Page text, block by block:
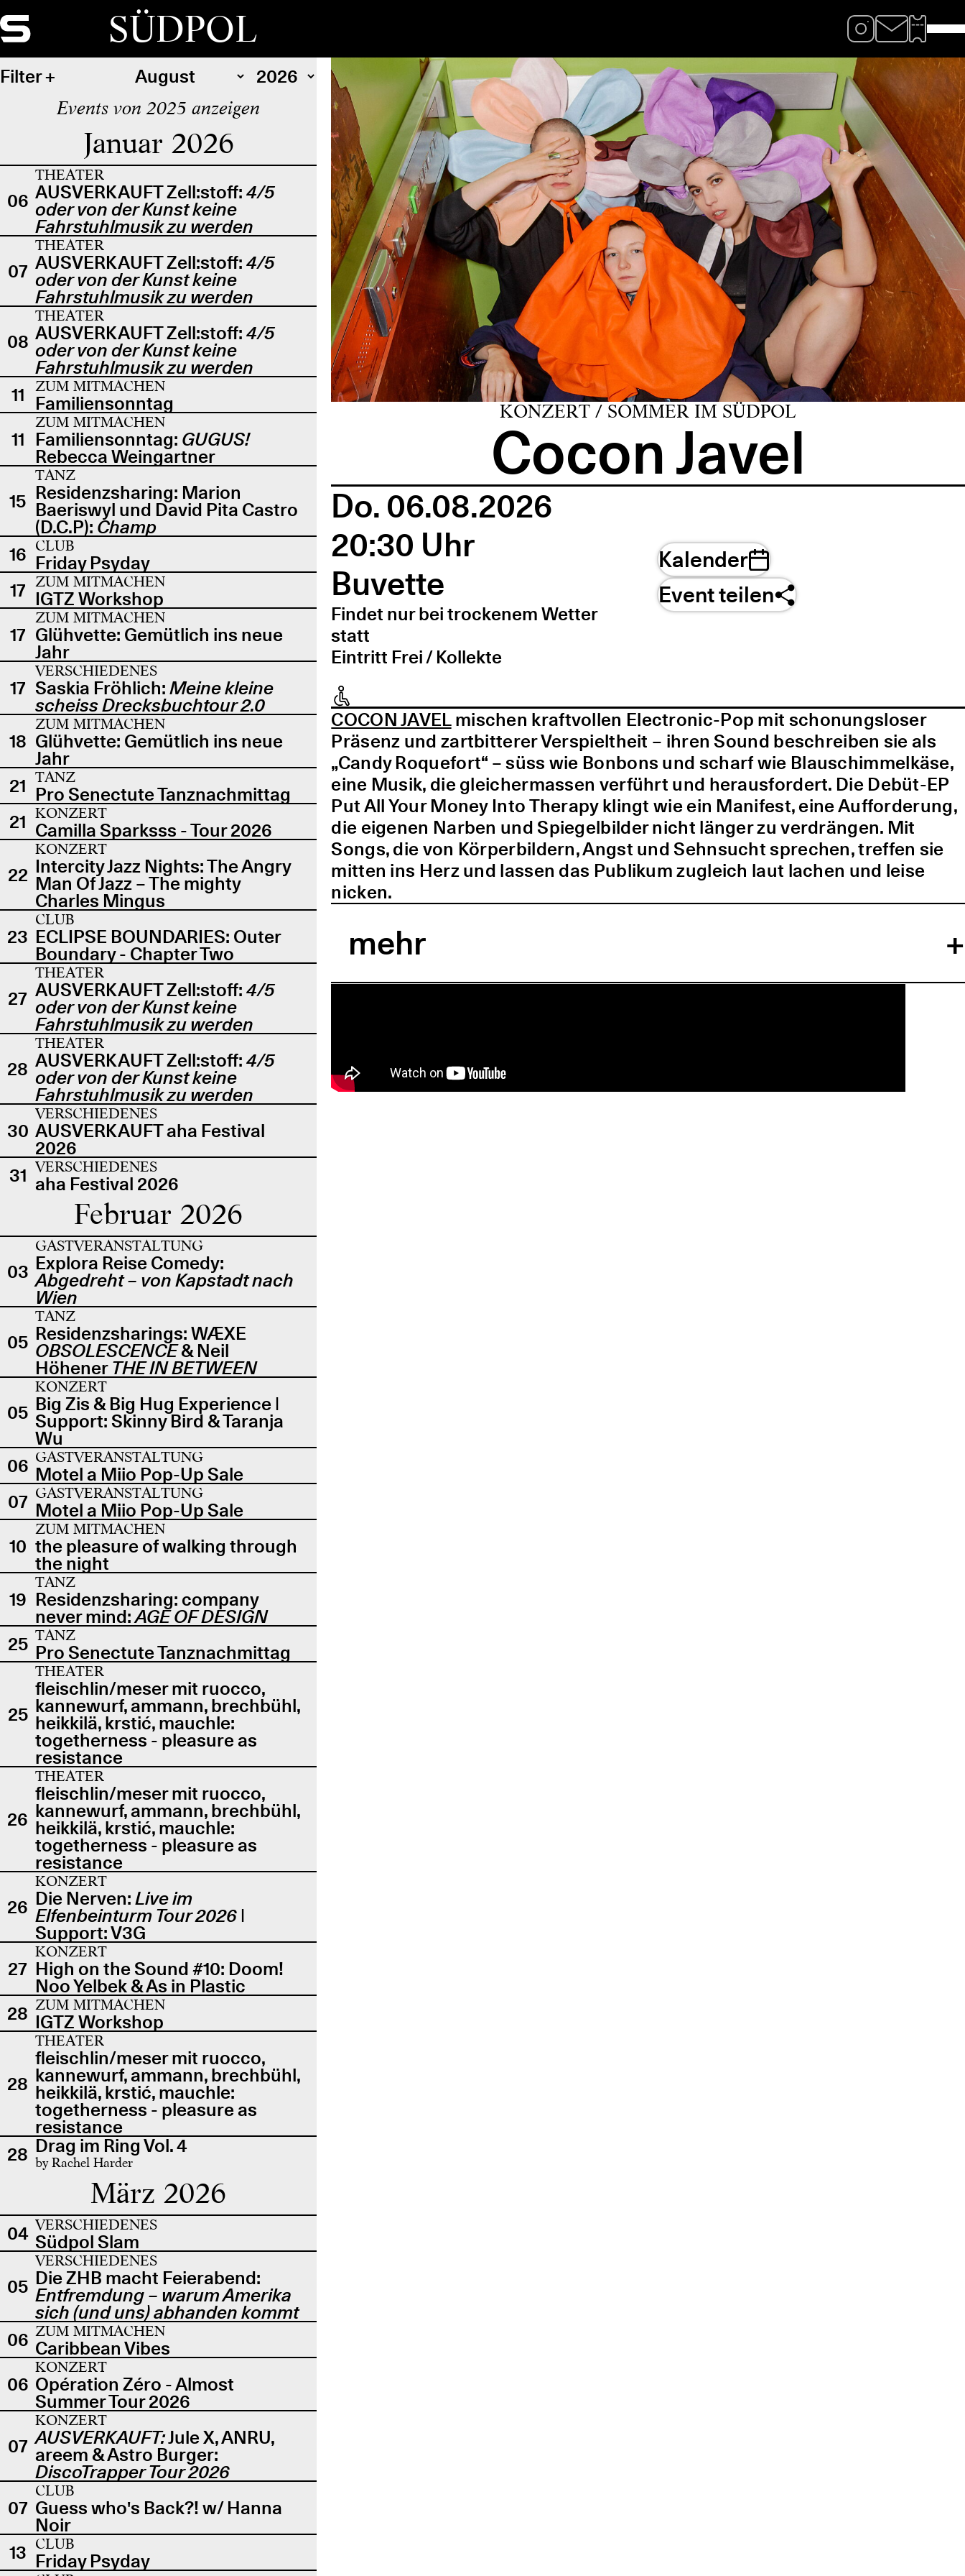
SÜDPOL
Filter
Events von 2025 anzeigen
Januar 2026
06
THEATER
AUSVERKAUFT Zell:stoff: 4/5
oder von der Kunst keine
Fahrstuhlmusik zu werden
07
THEATER
AUSVERKAUFT Zell:stoff: 4/5
oder von der Kunst keine
Fahrstuhlmusik zu werden
08
THEATER
AUSVERKAUFT Zell:stoff: 4/5
oder von der Kunst keine
Fahrstuhlmusik zu werden
11
ZUM MITMACHEN
Familiensonntag
11
ZUM MITMACHEN
Familiensonntag: GUGUS!
Rebecca Weingartner
15
TANZ
Residenzsharing: Marion
Baeriswyl und David Pita Castro
(D.C.P): Champ
16 CLUB
Friday Psyday
17 ZUM MITMACHEN
IGTZ Workshop
17
ZUM MITMACHEN
Glühvette: Gemütlich ins neue
Jahr
17
VERSCHIEDENES
Saskia Fröhlich: Meine kleine
scheiss Drecksbuchtour 2.0
18
ZUM MITMACHEN
Glühvette: Gemütlich ins neue
Jahr
21 TANZ
Pro Senectute Tanznachmittag
21 KONZERT
Camilla Sparksss - Tour 2026
22
KONZERT
Intercity Jazz Nights: The Angry
Man Of Jazz – The mighty
Charles Mingus
23
CLUB
ECLIPSE BOUNDARIES: Outer
Boundary - Chapter Two
27
THEATER
AUSVERKAUFT Zell:stoff: 4/5
oder von der Kunst keine
Fahrstuhlmusik zu werden
28
THEATER
AUSVERKAUFT Zell:stoff: 4/5
oder von der Kunst keine
Fahrstuhlmusik zu werden
30
VERSCHIEDENES
AUSVERKAUFT aha Festival
2026
31 VERSCHIEDENES
aha Festival 2026
Februar 2026
03
GASTVERANSTALTUNG
Explora Reise Comedy:
Abgedreht – von Kapstadt nach
Wien
05
TANZ
Residenzsharings: WÆXE
OBSOLESCENCE& Neil
Höhener THE IN BETWEEN
05
KONZERT
Big Zis & Big Hug Experience |
Support: Skinny Bird & Taranja
Wu
06 GASTVERANSTALTUNG
Motel a Miio Pop-Up Sale
07 GASTVERANSTALTUNG
Motel a Miio Pop-Up Sale
10
ZUM MITMACHEN
the pleasure of walking through
the night
19
TANZ
Residenzsharing: company
never mind:AGE OF DESIGN
25 TANZ
Pro Senectute Tanznachmittag
25
THEATER
fleischlin/meser mit ruocco,
kannewurf, ammann, brechbühl,
heikkilä, krstić, mauchle:
togetherness - pleasure as
resistance
26
THEATER
fleischlin/meser mit ruocco,
kannewurf, ammann, brechbühl,
heikkilä, krstić, mauchle:
togetherness - pleasure as
resistance
26
KONZERT
Die Nerven:Live im
Elfenbeinturm Tour 2026 |
Support: V3G
27
KONZERT
High on the Sound #10: Doom!
Noo Yelbek & As in Plastic
28 ZUM MITMACHEN
IGTZ Workshop
28
THEATER
fleischlin/meser mit ruocco,
kannewurf, ammann, brechbühl,
heikkilä, krstić, mauchle:
togetherness - pleasure as
resistance
28 Drag im Ring Vol. 4
by Rachel Harder
März 2026
04 VERSCHIEDENES
Südpol Slam
05
VERSCHIEDENES
Die ZHB macht Feierabend:
Entfremdung – warum Amerika
sich (und uns) abhanden kommt
06 ZUM MITMACHEN
Caribbean Vibes
06
KONZERT
Opération Zéro - Almost
Summer Tour 2026
07
KONZERT
AUSVERKAUFT:Jule X, ANRU,
areem & Astro Burger:
DiscoTrapper Tour 2026
07
CLUB
Guess who's Back?! w/ Hanna
Noir
13 CLUB
Friday Psyday
KONZERT / SOMMER IM SÜDPOL
Cocon Javel
Do. 06.08.2026
20:30 Uhr
Buvette
Findet nur bei trockenem Wetter
statt
Eintritt Frei / Kollekte
Kalender
Event teilen
COCON JAVELmischen kraftvollen Electronic-Pop mit schonungsloser
Präsenz und zartbitterer Verspieltheit – ihren Sound beschreiben sie als
„Candy Roquefort“ – süss wie Bonbons und scharf wie Blauschimmelkäse,
eine Musik, die gleichermassen verführt und herausfordert. Die Debüt-EP
Put All Your Money Into Therapy klingt wie ein Manifest, eine Aufforderung,
die eigenen Narben und Spiegelbilder nicht länger zu verdrängen. Mit
Songs, die von Körperbildern, Angst und Sehnsucht sprechen, treffen sie
mitten ins Herz und lassen das Publikum zugleich laut lachen und leise
nicken.
mehr